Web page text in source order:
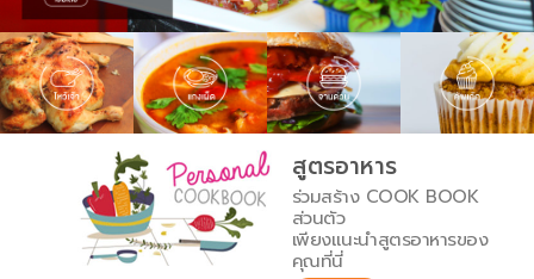
Top Foodie
สารพันก้นครัว
เคล็ดลับน่ารู้
เปรียบเทียบหน่วยการตวง
เปรียบเทียบอุณหภูมิ
เปรียบเทียบน้ำหนักวัตถุดิบ
FoodPedia
สร้าง Cookbook
สูตรอาหาร
ร่วมสร้าง COOK BOOK
ส่วนตัว
เพียงแนะนำสูตรอาหารของ
คุณที่นี่